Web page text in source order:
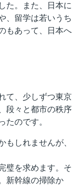
た。また、日本に
、留学は若いうち
もあって、日本へ
て、少しずつ東京
段々と都市の秩序
たのです。
もしれませんが、
璧を求めます。そ
新幹線の掃除か